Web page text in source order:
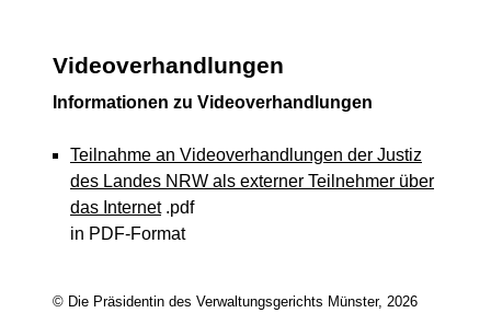
Videoverhandlungen
Informationen zu Videoverhandlungen
Teilnahme an Videoverhandlungen der Justiz
des Landes NRW als externer Teilnehmer über
das Internet .pdf
in PDF-Format
© Die Präsidentin des Verwaltungsgerichts Münster, 2026